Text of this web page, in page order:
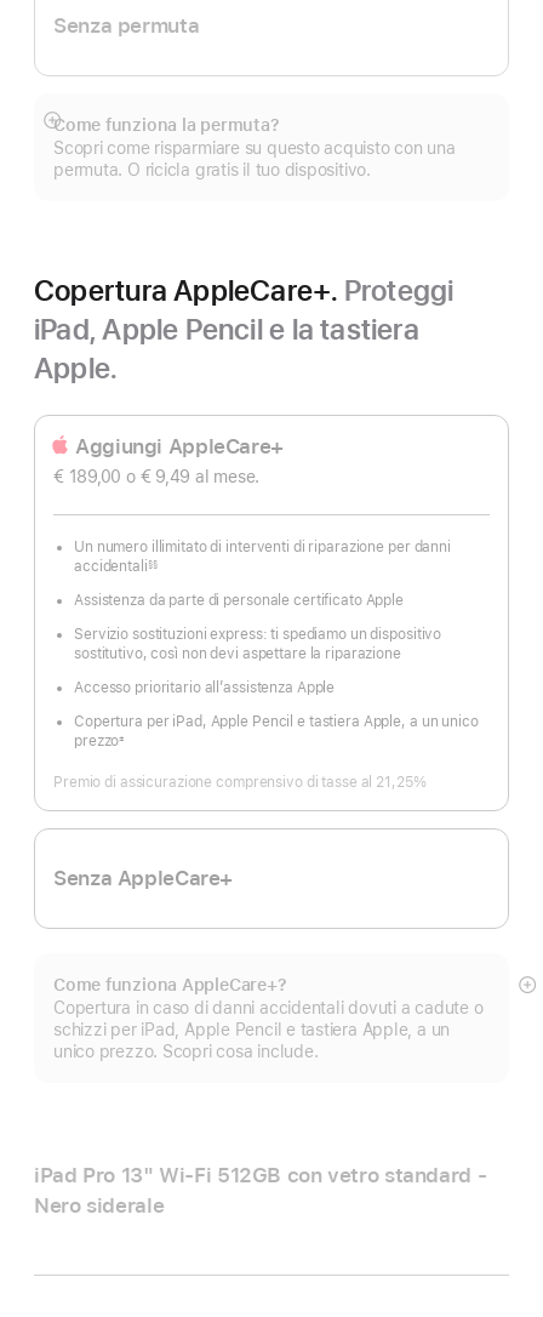
Senza permuta
Come funziona la permuta?
Scopri come risparmiare su questo acquisto con una
permuta. O ricicla gratis il tuo dispositivo.
Mostra
di
più
Copertura AppleCare+. Proteggi
iPad, Apple Pencil e la tastiera
Apple.
Aggiungi AppleCare+
€ 189,00 o € 9,49 al mese.
Un numero illimitato di interventi di riparazione per danni
accidentali §§
Assistenza da parte di personale certificato Apple
Servizio sostituzioni express: ti spediamo un dispositivo
sostitutivo, così non devi aspettare la riparazione
Accesso prioritario all’assistenza Apple
Copertura per iPad, Apple Pencil e tastiera Apple, a un unico
prezzo
Nota
±
Premio di assicurazione comprensivo di tasse al 21,25%
Senza AppleCare+
Come funziona AppleCare+?
Copertura in caso di danni accidentali dovuti a cadute o
schizzi per iPad, Apple Pencil e tastiera Apple, a un
unico prezzo. Scopri cosa include.
iPad Pro 13" Wi‑Fi 512GB con vetro standard -
Nero siderale